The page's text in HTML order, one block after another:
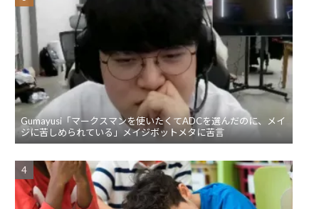
Gumayusi「マークスマンを使いたくてADCを選んだのに、メイ
ジに苦しめられている」メイジボットメタに苦言